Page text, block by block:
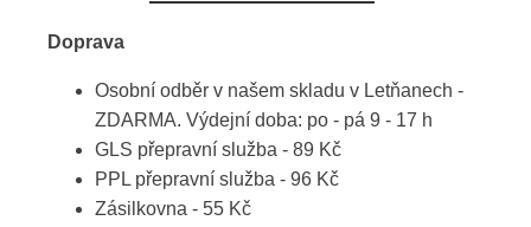
Doprava
Osobní odběr v našem skladu v Letňanech -
ZDARMA. Výdejní doba: po - pá 9 - 17 h
GLS přepravní služba - 89 Kč
PPL přepravní služba - 96 Kč
Zásilkovna - 55 Kč